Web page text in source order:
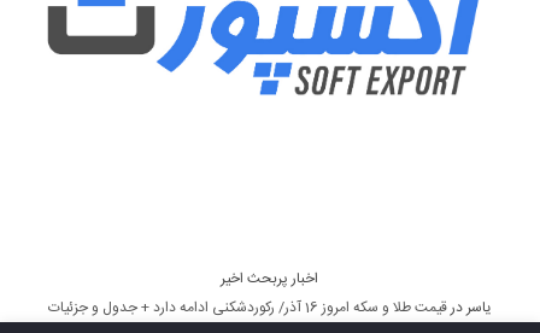
اخبار پربحث اخیر
یاسردرقیمت طلا و سکه امروز 16 آذر/ رکوردشکنی ادامه دارد + جدول و جزئیات